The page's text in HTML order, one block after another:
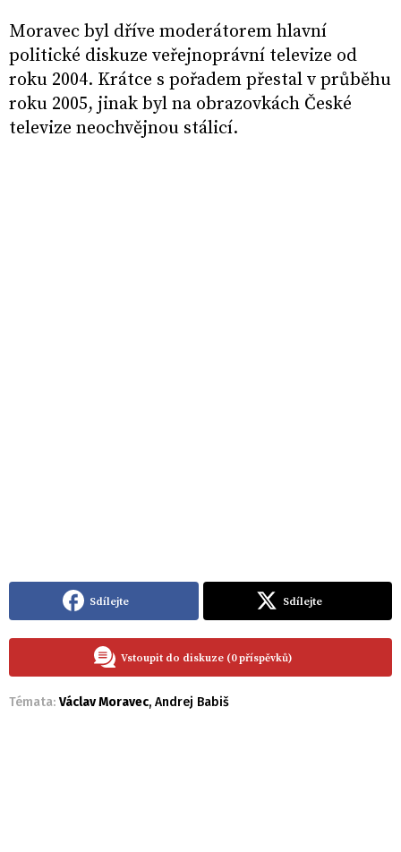
Moravec byl dříve moderátorem hlavní
politické diskuze veřejnoprávní televize od
roku 2004. Krátce s pořadem přestal v průběhu
roku 2005, jinak byl na obrazovkách České
televize neochvějnou stálicí.
Sdílejte Sdílejte
Vstoupit do diskuze (0 příspěvků)
Témata: Václav Moravec, Andrej Babiš